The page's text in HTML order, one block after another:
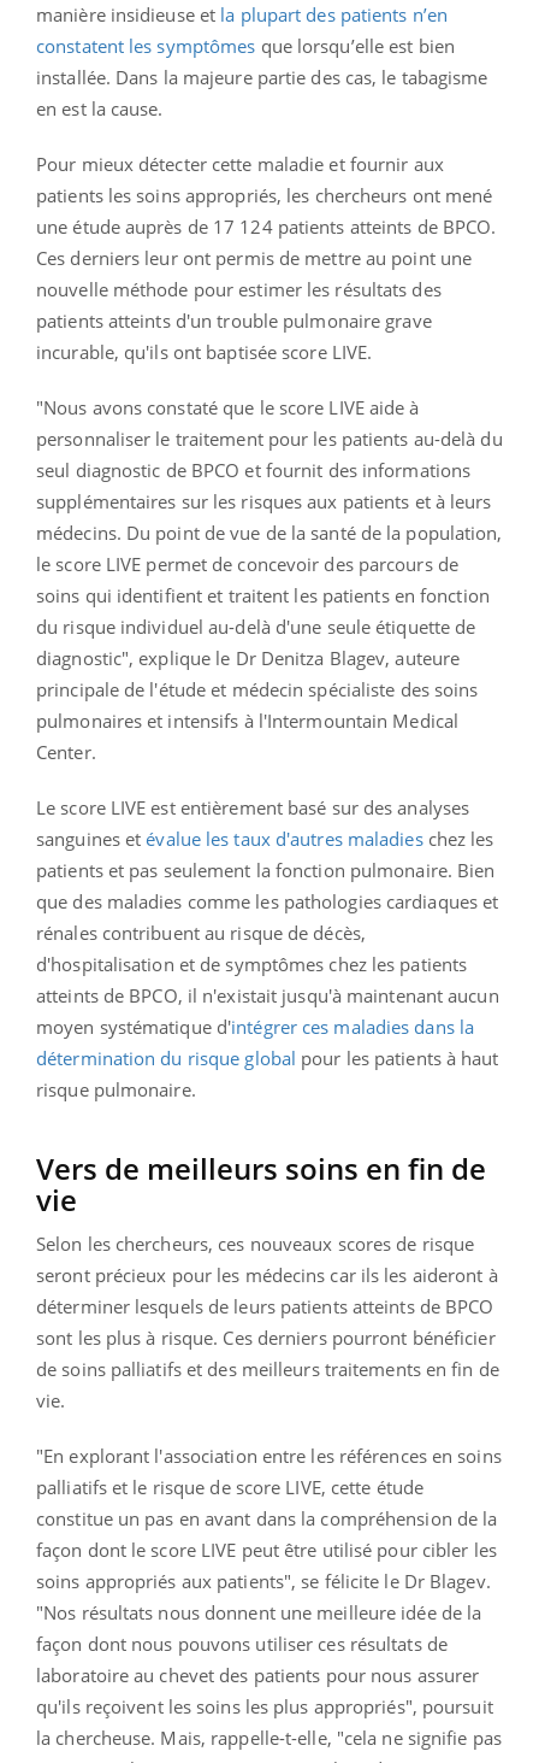
manière insidieuse et la plupart des patients n’en
constatent les symptômes que lorsqu’elle est bien
installée. Dans la majeure partie des cas, le tabagisme
en est la cause.
Pour mieux détecter cette maladie et fournir aux
patients les soins appropriés, les chercheurs ont mené
une étude auprès de 17 124 patients atteints de BPCO.
Ces derniers leur ont permis de mettre au point une
nouvelle méthode pour estimer les résultats des
patients atteints d'un trouble pulmonaire grave
incurable, qu'ils ont baptisée score LIVE.
"Nous avons constaté que le score LIVE aide à
personnaliser le traitement pour les patients au-delà du
seul diagnostic de BPCO et fournit des informations
supplémentaires sur les risques aux patients et à leurs
médecins. Du point de vue de la santé de la population,
le score LIVE permet de concevoir des parcours de
soins qui identifient et traitent les patients en fonction
du risque individuel au-delà d'une seule étiquette de
diagnostic", explique le Dr Denitza Blagev, auteure
principale de l'étude et médecin spécialiste des soins
pulmonaires et intensifs à l'Intermountain Medical
Center.
Le score LIVE est entièrement basé sur des analyses
sanguines etévalue les taux d'autres maladieschez les
patients et pas seulement la fonction pulmonaire. Bien
que des maladies comme les pathologies cardiaques et
rénales contribuent au risque de décès,
d'hospitalisation et de symptômes chez les patients
atteints de BPCO, il n'existait jusqu'à maintenant aucun
moyen systématique d'intégrer ces maladies dans la
détermination du risque global pour les patients à haut
risque pulmonaire.
Vers de meilleurs soins en fin de
vie
Selon les chercheurs, ces nouveaux scores de risque
seront précieux pour les médecins car ils les aideront à
déterminer lesquels de leurs patients atteints de BPCO
sont les plus à risque. Ces derniers pourront bénéficier
de soins palliatifs et des meilleurs traitements en fin de
vie.
"En explorant l'association entre les références en soins
palliatifs et le risque de score LIVE, cette étude
constitue un pas en avant dans la compréhension de la
façon dont le score LIVE peut être utilisé pour cibler les
soins appropriés aux patients", se félicite le Dr Blagev.
"Nos résultats nous donnent une meilleure idée de la
façon dont nous pouvons utiliser ces résultats de
laboratoire au chevet des patients pour nous assurer
qu'ils reçoivent les soins les plus appropriés", poursuit
la chercheuse. Mais, rappelle-t-elle, "cela ne signifie pas